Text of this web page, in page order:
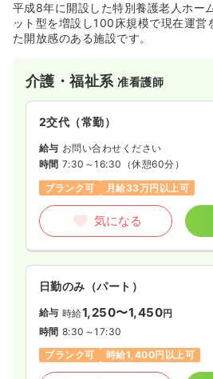
平成8年に開設した特別養護老人ホー
ット型を増設し100床規模で現在運営
た開放感のある施設です。
介護・福祉系准看護師
2交代（常勤）
給与 お問い合わせください
時間 7:30～16:30 （休憩60分）
ブランク可
月給33万円以上可
気になる
日勤のみ（パート）
給与 時給1,250〜1,450円
時間 8:30～17:30
ブランク可
時給1,400円以上可